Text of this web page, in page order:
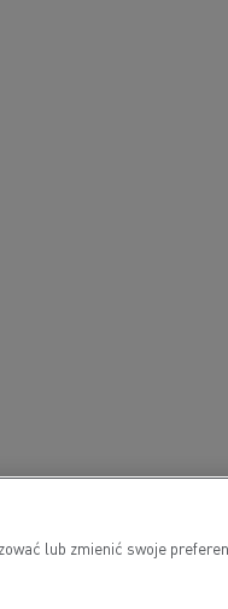
lub zmienić swoje